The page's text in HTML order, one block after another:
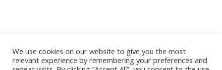
We use cookies on our website to give you the most
relevant experience by remembering your preferences and